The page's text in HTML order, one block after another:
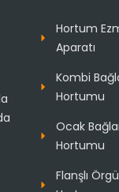
Hortum
Aparatı
Kombi
Hortumu
Ocak
Hortumu
Flanşlı